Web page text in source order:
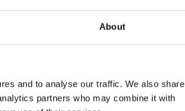
About
and to analyse our traffic. We also share
partners who may combine it with